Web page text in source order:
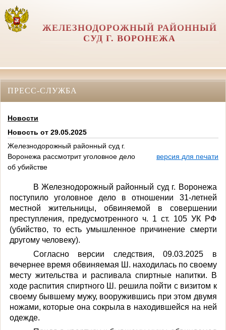
ЖЕЛЕЗНОДОРОЖНЫЙ РАЙОННЫЙ
СУД Г. ВОРОНЕЖА
ПРЕСС-СЛУЖБА
Новости
Новость от 29.05.2025
Железнодорожный районный суд г.
Воронежа рассмотрит уголовное дело
об убийстве
версия для печати
В Железнодорожный районный суд г. Воронежа
поступило уголовное дело в отношении 31-летней
местной жительницы, обвиняемой в совершении
преступления, предусмотренного ч. 1 ст. 105 УК РФ
(убийство, то есть умышленное причинение смерти
другому человеку).
Согласно версии следствия, 09.03.2025 в
вечернее время обвиняемая Ш. находилась по своему
месту жительства и распивала спиртные напитки. В
ходе распития спиртного Ш. решила пойти с визитом к
своему бывшему мужу, вооружившись при этом двумя
ножами, которые она сокрыла в находившейся на ней
одежде.